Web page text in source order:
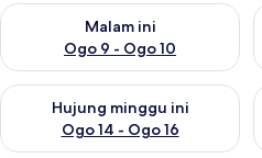
Malam ini
Ogo 9 - Ogo 10
Semak ketersediaan untuk
Hujung minggu ini
Ogo 14 - Ogo 16
Semak ketersediaan untuk